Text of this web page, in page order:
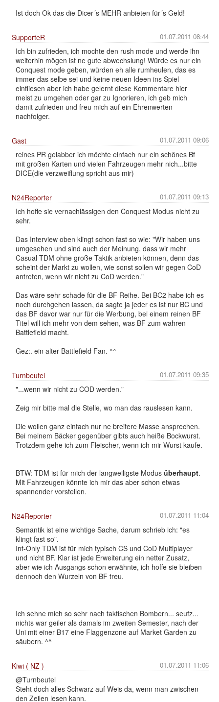
Ist doch Ok das die Dicer´s MEHR anbieten für´s Geld!
01.07.2011 08:44
SupporteR
Ich bin zufrieden, ich mochte den rush mode und werde ihn
weiterhin mögen ist ne gute abwechslung! Würde es nur ein
Conquest mode geben, würden eh alle rumheulen, das es
immer das selbe sei und keine neuen Ideen ins Spiel
einfliesen aber ich habe gelernt diese Kommentare hier
meist zu umgehen oder gar zu Ignorieren, ich geb mich
damit zufrieden und freu mich auf ein Ehrenwerten
nachfolger.
01.07.2011 09:06
Gast
reines PR gelabber ich möchte einfach nur ein schönes Bf
mit großen Karten und vielen Fahrzeugen mehr nich...bitte
DICE(die verzweiflung spricht aus mir)
01.07.2011 09:13
N24Reporter
Ich hoffe sie vernachlässigen den Conquest Modus nicht zu
sehr.
Das Interview oben klingt schon fast so wie: "Wir haben uns
umgesehen und sind auch der Meinung, dass wir mehr
Casual TDM ohne große Taktik anbieten können, denn das
scheint der Markt zu wollen, wie sonst sollen wir gegen CoD
antreten, wenn wir nicht zu CoD werden."
Das wäre sehr schade für die BF Reihe. Bei BC2 habe ich es
noch durchgehen lassen, da sagte ja jeder es ist nur BC und
das BF davor war nur für die Werbung, bei einem reinen BF
Titel will ich mehr von dem sehen, was BF zum wahren
Battlefield macht.
Gez:. ein alter Battlefield Fan. ^^
01.07.2011 09:35
Turnbeutel
"...wenn wir nicht zu COD werden."
Zeig mir bitte mal die Stelle, wo man das rauslesen kann.
Die wollen ganz einfach nur ne breitere Masse ansprechen.
Bei meinem Bäcker gegenüber gibts auch heiße Bockwurst.
Trotzdem gehe ich zum Fleischer, wenn ich mir Wurst kaufe.
BTW: TDM ist für mich der langweiligste Modus überhaupt.
Mit Fahrzeugen könnte ich mir das aber schon etwas
spannender vorstellen.
01.07.2011 11:04
N24Reporter
Semantik ist eine wichtige Sache, darum schrieb ich: "es
klingt fast so".
Inf-Only TDM ist für mich typisch CS und CoD Multiplayer
und nicht BF. Klar ist jede Erweiterung ein netter Zusatz,
aber wie ich Ausgangs schon erwähnte, ich hoffe sie bleiben
dennoch den Wurzeln von BF treu.
Ich sehne mich so sehr nach taktischen Bombern... seufz...
nichts war geiler als damals im zweiten Semester, nach der
Uni mit einer B17 eine Flaggenzone auf Market Garden zu
säubern. ^^
01.07.2011 11:06
Kiwi ( NZ )
@Turnbeutel
Steht doch alles Schwarz auf Weis da, wenn man zwischen
den Zeilen lesen kann.